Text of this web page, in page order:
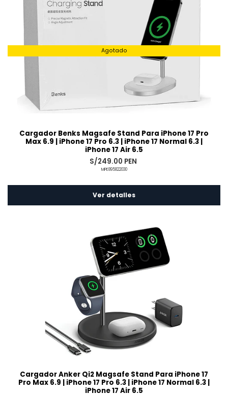
Agotado
Cargador Benks Magsafe Stand Para iPhone 17 Pro
Max 6.9 | iPhone 17 Pro 6.3 | iPhone 17 Normal 6.3 |
iPhone 17 Air 6.5
S/249.00 PEN
MPE895822030
Ver detalles
Cargador Anker Qi2 Magsafe Stand Para iPhone 17
Pro Max 6.9 | iPhone 17 Pro 6.3 | iPhone 17 Normal 6.3 |
iPhone 17 Air 6.5